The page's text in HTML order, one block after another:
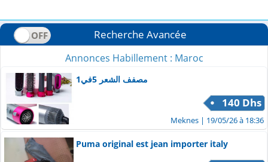
Recherche Avancée
Annonces Habillement : Maroc
مصفف الشعر 5في1
140 Dhs
Meknes | 19/05/26 à 18:36
Puma original est jean importer italy